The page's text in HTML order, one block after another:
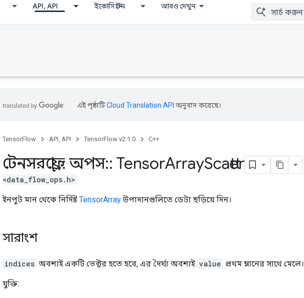
API, API ইকোসিস্টেম আরও দেখুন
এই পৃষ্ঠাটিCloud Translation API অনুবাদ করেছে।
TensorFlow API, API TensorFlow v2.1.0 C++
টেনসরফ্লো:: অপস:: TensorArrayScatter
<data_flow_ops.h>
ইনপুট মান থেকে নির্দিষ্টTensorArrayউপাদানগুলিতে ডেটা ছড়িয়ে দিন।
সারাংশ
indices অবশ্যই একটি ভেক্টর হতে হবে, এর দৈর্ঘ্য অবশ্যই value প্রথম ম্লানের সাথে মেলে।
যুক্তি: